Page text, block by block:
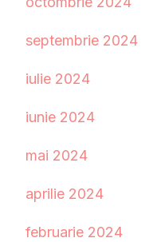
septembrie 2024
iulie 2024
iunie 2024
mai 2024
aprilie 2024
februarie 2024